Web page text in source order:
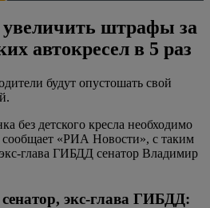
штрафы за
автокресел в 5 раз
будут опустошать свой
без детского кресла необходимо
сообщает «РИА Новости», с таким
глава ГИБДД сенатор Владимир
экс-глава ГИБДД: